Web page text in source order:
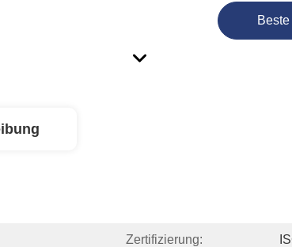
Zertifizierung: